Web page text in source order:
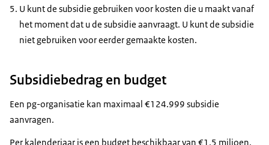
U kunt de subsidie gebruiken voor kosten die u maakt vanaf
het moment dat u de subsidie aanvraagt. U kunt de subsidie
niet gebruiken voor eerder gemaakte kosten.
Subsidiebedrag en budget
Een pg-organisatie kan maximaal €124.999 subsidie
aanvragen.
Per kalenderjaar is een budget beschikbaar van €1,5 miljoen.